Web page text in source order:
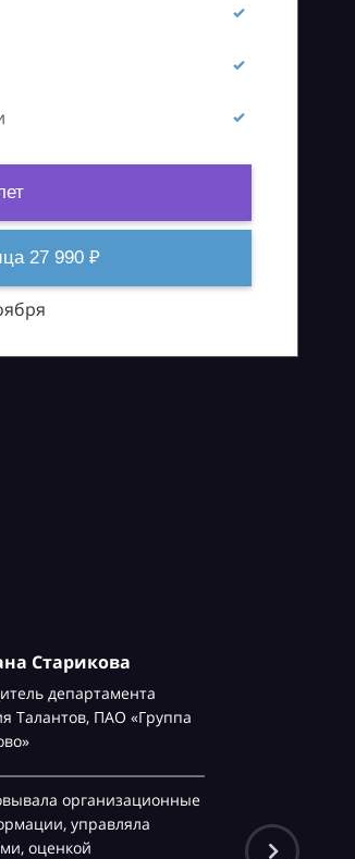
27 990 ₽
Старикова
департамента
Талантов, ПАО «Группа
организационные
управляла
оценкой